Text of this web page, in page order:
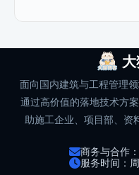
面向国内建筑与工程管理
通过高价值的落地技术方
助施工企业、项目部、资
商务与合作
服务时间：